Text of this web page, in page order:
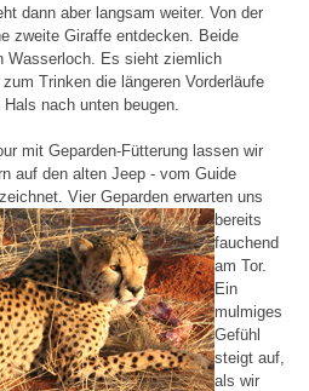
dann aber langsam weiter. Von der
zweite Giraffe entdecken. Beide
Wasserloch. Es sieht ziemlich
Trinken die längeren Vorderläufe
nach unten beugen.
mit Geparden-Fütterung lassen wir
auf den alten Jeep - vom Guide
Vier Geparden erwarten uns
bereits
fauchend
am Tor.
Ein
mulmiges
Gefühl
steigt auf,
als wir